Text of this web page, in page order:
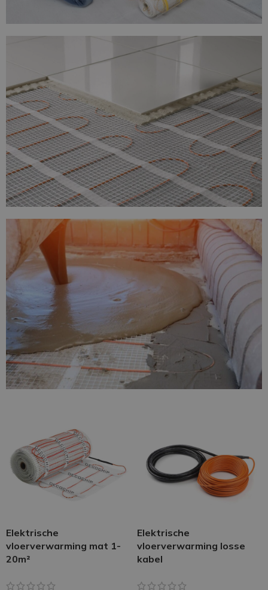
Elektrische
vloerverwarming mat 1-
20m²
Elektrische
vloerverwarming losse
kabel